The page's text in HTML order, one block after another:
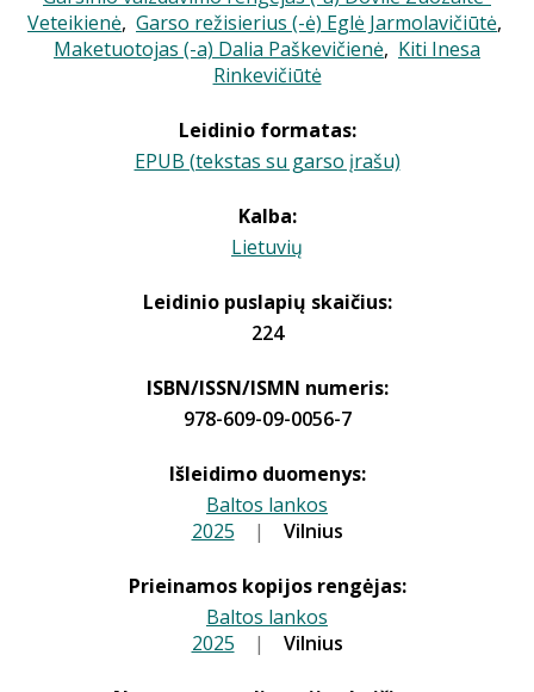
Veteikienė, Garso režisierius (-ė) Eglė Jarmolavičiūtė,
Maketuotojas (-a) Dalia Paškevičienė, Kiti Inesa
Rinkevičiūtė
Leidinio formatas:
EPUB (tekstas su garso įrašu)
Kalba:
Lietuvių
Leidinio puslapių skaičius:
224
ISBN/ISSN/ISMN numeris:
978-609-09-0056-7
Išleidimo duomenys:
Baltos lankos
2025 | Vilnius
Prieinamos kopijos rengėjas:
Baltos lankos
2025 | Vilnius